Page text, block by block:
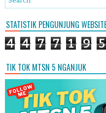
STATISTIK PENGUNJUNG
4 4 7 7 1 9 5
TIK TOK MTSN 5 NGANJUK